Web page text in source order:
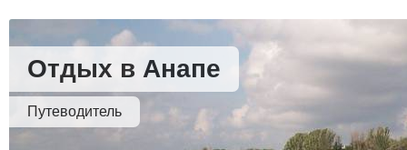
Отдых в Анапе
Путеводитель